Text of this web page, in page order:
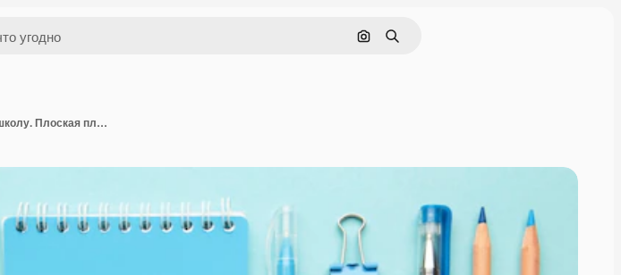
Поиск по изображению
Поиск
Школьные принадлежности на синем фоне. Обратно в школу. Плоская планировка. Вид сверху